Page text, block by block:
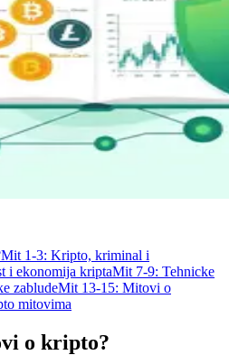
Mit 1-3: Kripto, kriminal i
i ekonomija kriptaMit 7-9: Tehnicke
zabludeMit 13-15: Mitovi o
mitovima
o kripto?